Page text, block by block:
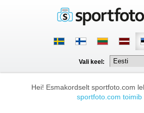
Vali keel:
Hei! Esmakordselt sportfoto.com
sportfoto.com toimib